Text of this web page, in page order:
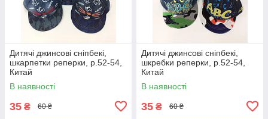
Дитячі джинсові сніпбекі,
шкарпетки реперки, р.52-54,
Китай
В наявності
35 ₴ 60 ₴
Дитячі джинсові сніпбекі,
шкребки реперки, р.52-54,
Китай
В наявності
35 ₴ 60 ₴